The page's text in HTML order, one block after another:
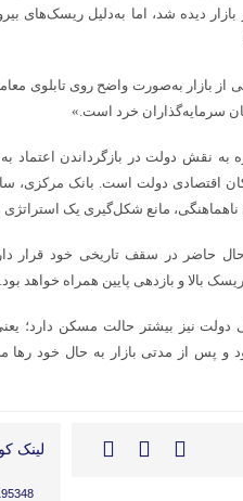
بازار دیده شد، اما به‌دلیل ریسک‌های
از بازار به‌صورت واضح روی تابلوی
سرمایه‌گذاران خرد است.»
به نقش دولت در بازگرداندن
اقتصادی دولت است. بانک مرکزی،
ناهماهنگی، مانع شکل‌گیری یک
حاضر در سقف تاریخی خود قرار
بالا و بازدهی پایین همراه خواهد
دولت نیز بیشتر حالت مسکن دارد؛
پس از مدتی بازار به حال خود رها
لینک